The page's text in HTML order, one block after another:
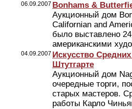
06.09.2007 Bonhams &
Аукционный дом
Californian and
было выставлено
американскими
04.09.2007 Искусство
Штутгарте
Аукционный дом
очередные торги,
старых мастеров.
работы Карло